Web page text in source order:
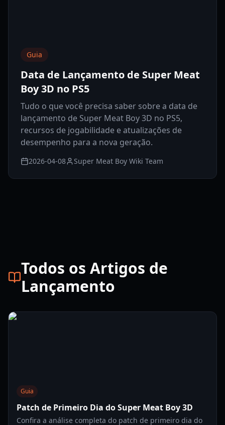
Guia
Data de Lançamento de Super Meat
Boy 3D no PS5
Tudo o que você precisa saber sobre a data de
lançamento de Super Meat Boy 3D no PS5,
recursos de jogabilidade e atualizações de
desempenho para a nova geração.
2026-04-08 Super Meat Boy Wiki Team
Todos os Artigos de
Lançamento
Guia
Patch de Primeiro Dia do Super Meat Boy 3D
Confira a análise completa do patch de primeiro dia do